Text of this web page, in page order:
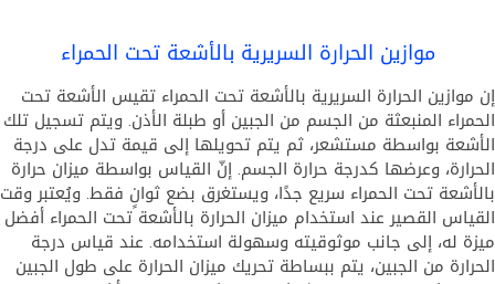
موازين الحرارة السريرية بالأشعة تحت الحمراء
إن موازين الحرارة السريرية بالأشعة تحت الحمراء تقيس الأشعة تحت
الحمراء المنبعثة من الجسم من الجبين أو طبلة الأذن. ويتم تسجيل تلك
الأشعة بواسطة مستشعر، ثم يتم تحويلها إلى قيمة تدل على درجة
الحرارة، وعرضها كدرجة حرارة الجسم. إنّ القياس بواسطة ميزان حرارة
بالأشعة تحت الحمراء سريع جدًا، ويستغرق بضع ثوانٍ فقط. ويُعتبر وقت
القياس القصير عند استخدام ميزان الحرارة بالأشعة تحت الحمراء أفضل
ميزة له، إلى جانب موثوقيته وسهولة استخدامه. عند قياس درجة
الحرارة من الجبين، يتم ببساطة تحريك ميزان الحرارة على طول الجبين